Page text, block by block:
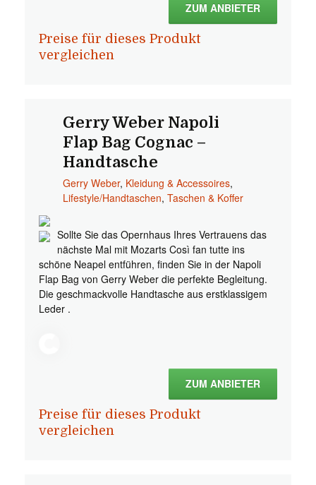
ZUM ANBIETER
Preise für dieses Produkt
vergleichen
Gerry Weber Napoli
Flap Bag Cognac –
Handtasche
Gerry Weber, Kleidung & Accessoires,
Lifestyle/Handtaschen, Taschen & Koffer
Sollte Sie das Opernhaus Ihres Vertrauens das
nächste Mal mit Mozarts Così fan tutte ins
schöne Neapel entführen, finden Sie in der Napoli
Flap Bag von Gerry Weber die perfekte Begleitung.
Die geschmackvolle Handtasche aus erstklassigem
Leder .
ZUM ANBIETER
Preise für dieses Produkt
vergleichen